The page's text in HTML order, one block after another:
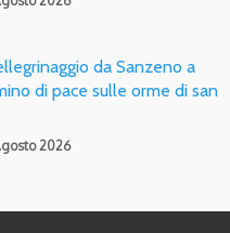
da Sanzeno a
di pace sulle orme di san
2026